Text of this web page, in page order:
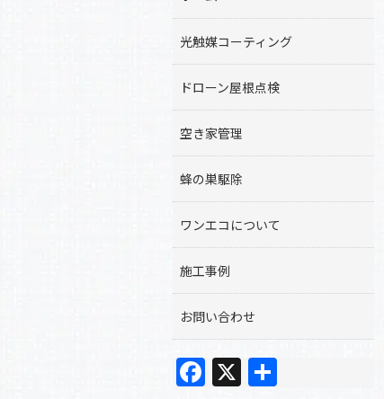
光触媒コーティング
ドローン屋根点検
空き家管理
蜂の巣駆除
ワンエコについて
施工事例
お問い合わせ
F X